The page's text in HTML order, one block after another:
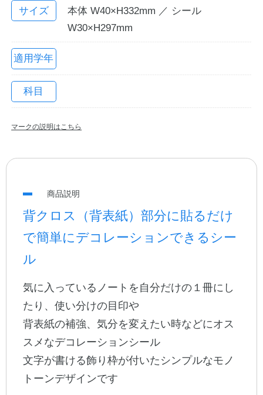
English
OEMご希望の方へ
公式アカウント
日本ノート
サイズ
本体 W40×H332mm ／ シール
W30×H297mm
適用学年
科目
マークの説明はこちら
商品説明
背クロス（背表紙）部分に貼るだけ
で簡単にデコレーションできるシー
ル
気に入っているノートを自分だけの１冊にし
たり、使い分けの目印や
背表紙の補強、気分を変えたい時などにオス
スメなデコレーションシール
文字が書ける飾り枠が付いたシンプルなモノ
トーンデザインです